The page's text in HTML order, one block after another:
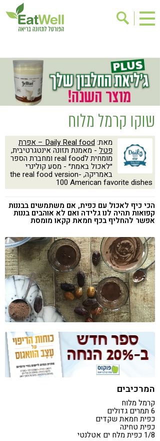
בישול בריא
אינדקס עסקים
ריפוי ומניעת מחלות
בריאות האישה
תוספי תזונה
מתכוני בריאות
אירועים
שינוי תזונתי
גישות בתזונה
דיאטה
ניקוי רעלים
מזונות על
ילדים
תזונה וספורט
הפרעות קשב & ריכוז
אכילה רגשית
רגישות לגלוטן
טעים להכיר
שוקו קרמל מלוח
מאת: Daily Real food – אפרת
פטל - מאמנת תזונה אינטגרטיבית,
מומחית לreal food ומחברת הספר
״לאכול באמת״ - מסע קולינרי
באמריקה, the real food version-
100 American favorite dishes
הכי כיף לאכול עם כפית, אם משתמשים בבננות
קפואות תהיה לנו גלידה ואם לא אוהבים בננות
אפשר להחליף בכף חמאת קקאו מומסת
המרכיבים
קרמל מלוח
6 תמרים גדולים
כפית חמאת שקדים
כפית טחינה
1/8 כפית מלח ים אטלנטי